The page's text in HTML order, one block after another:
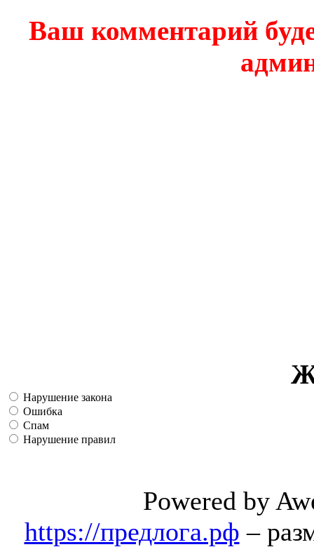
Ваш комментарий
Нарушение закона
Ошибка
Спам
Нарушение правил
Powered by
https://предлога.рф –